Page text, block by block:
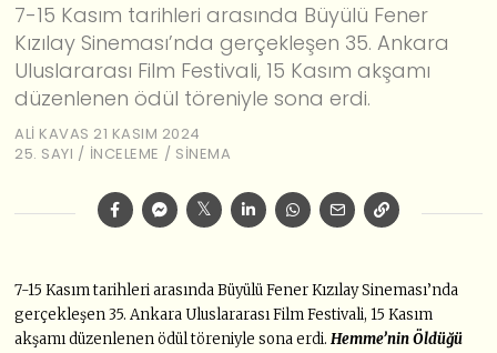
7-15 Kasım tarihleri arasında Büyülü Fener
Kızılay Sineması’nda gerçekleşen 35. Ankara
Uluslararası Film Festivali, 15 Kasım akşamı
düzenlenen ödül töreniyle sona erdi.
ALI KAVAS 21 KASIM 2024
25. SAYI / İNCELEME / SINEMA
7-15 Kasım tarihleri arasında Büyülü Fener Kızılay Sineması’nda
gerçekleşen 35. Ankara Uluslararası Film Festivali, 15 Kasım
akşamı düzenlenen ödül töreniyle sona erdi.Hemme’nin Öldüğü